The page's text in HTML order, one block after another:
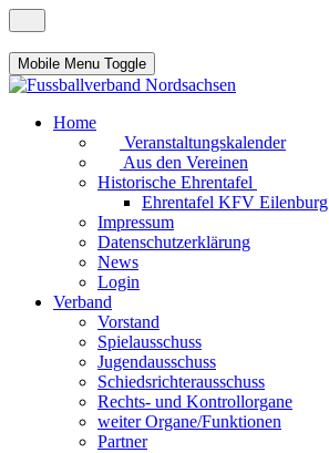
Mobile Menu Toggle
Home
Veranstaltungskalender
Aus den Vereinen
Historische Ehrentafel
Ehrentafel KFV Eilenburg
Impressum
Datenschutzerklärung
News
Login
Verband
Vorstand
Spielausschuss
Jugendausschuss
Schiedsrichterausschuss
Rechts- und Kontrollorgane
weiter Organe/Funktionen
Partner